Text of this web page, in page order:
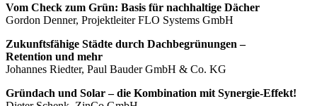
Vom Check zum Grün: Basis für nachhaltige Dächer
Gordon Denner, Projektleiter FLO Systems GmbH
Zukunftsfähige Städte durch Dachbegrünungen –
Retention und mehr
Johannes Riedter, Paul Bauder GmbH & Co. KG
Gründach und Solar – die Kombination mit Synergie-Effekt!